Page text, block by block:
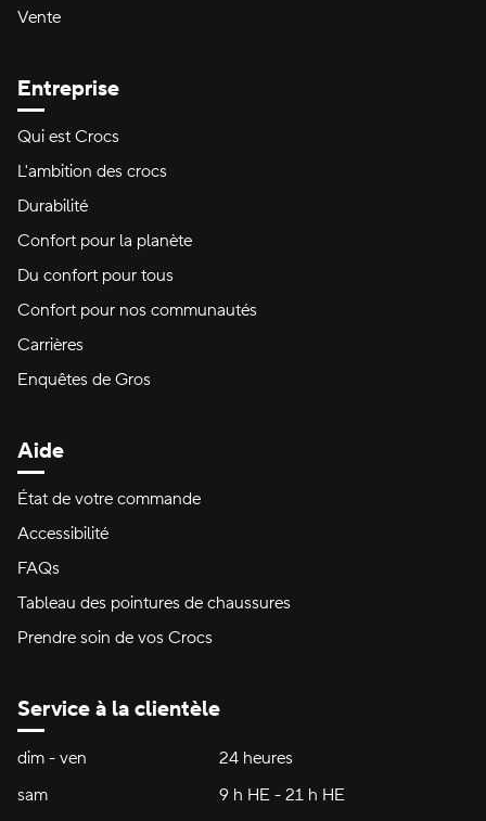
Vente
Entreprise
Qui est Crocs
L'ambition des crocs
Durabilité
Confort pour la planète
Du confort pour tous
Confort pour nos communautés
Carrières
Enquêtes de Gros
Aide
État de votre commande
Accessibilité
FAQs
Tableau des pointures de chaussures
Prendre soin de vos Crocs
Service à la clientèle
Heures d'ouverture:
dim - ven dimanche à vendredi24 heures24 heures
sam
9 h HE - 21 h HE9 h HE - 21 h HE